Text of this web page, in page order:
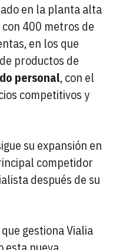
en la planta alta
400 metros de
en los que
productos de
personal, con el
competitivos y
su expansión en
competidor
después de su
gestiona Vialia